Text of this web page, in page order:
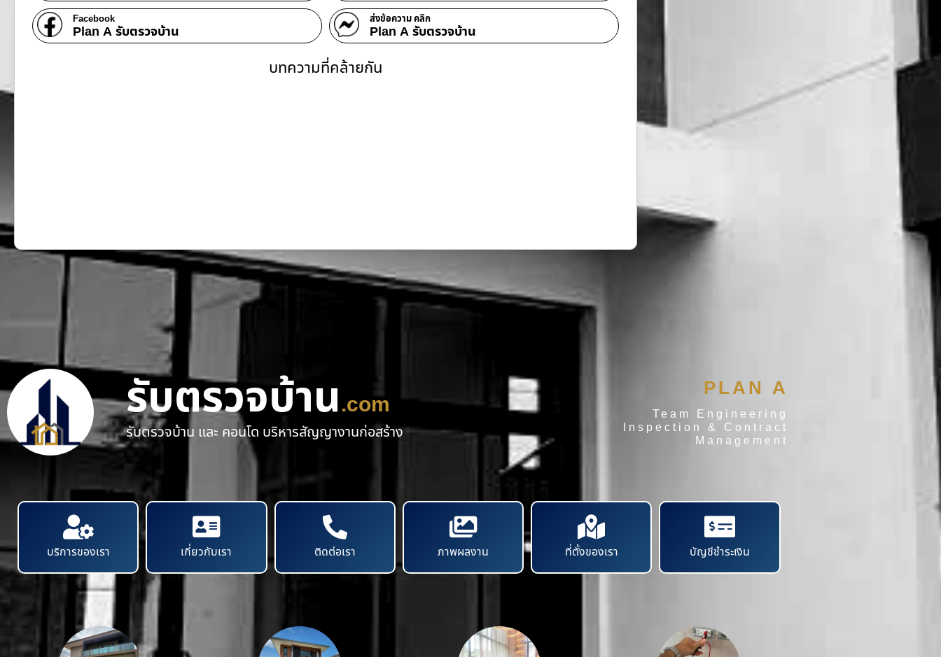
Facebook
Plan A รับตรวจบ้าน
ส่งข้อความ คลิก
Plan A รับตรวจบ้าน
บทความที่คล้ายกัน
รับตรวจบ้าน.com
รับตรวจบ้าน และ คอนโด บริหารสัญญางานก่อสร้าง
PLAN A
Team Engineering
Inspection & Contract
Management
บริการของเรา เกี่ยวกับเรา ติดต่อเรา ภาพผลงาน ที่ตั้งของเรา บัญชีชำระเงิน